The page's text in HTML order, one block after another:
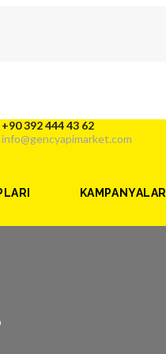
+90 392 444 43 62
info@gencyapimarket.com
KAMPANYALAR